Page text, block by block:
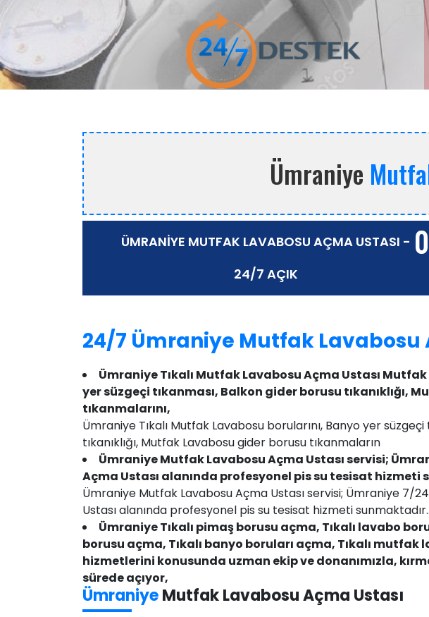
Ümraniye
ÜMRANIYE MUTFAK LAVABOSU AÇMA USTASI -
24/7 AÇIK
24/7 Ümraniye Mutfak Lavabosu
Ümraniye Tıkalı Mutfak Lavabosu Açma Ustası
yer süzgeçi tıkanması, Balkon gider borusu tıkanıklığı,
tıkanmalarını,
Ümraniye Tıkalı Mutfak Lavabosu borularını, Banyo yer
tıkanıklığı, Mutfak Lavabosu gider borusu tıkanmaların
Ümraniye Mutfak Lavabosu Açma Ustası servisi;
Açma Ustası alanında profesyonel pis su tesisat hizmeti
Ümraniye Mutfak Lavabosu Açma Ustası servisi; Ümraniye 7/
Ustası alanında profesyonel pis su tesisat hizmeti sunmaktadır..
Ümraniye Tıkalı pimaş borusu açma, Tıkalı lavabo
borusu açma, Tıkalı banyo boruları açma, Tıkalı
hizmetlerini konusunda uzman ekip ve donanımızla,
sürede açıyor,
ÜmraniyeMutfak Lavabosu Açma Ustası